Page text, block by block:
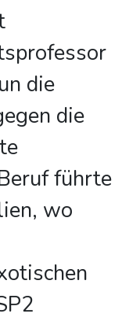
die
die
führte
wo